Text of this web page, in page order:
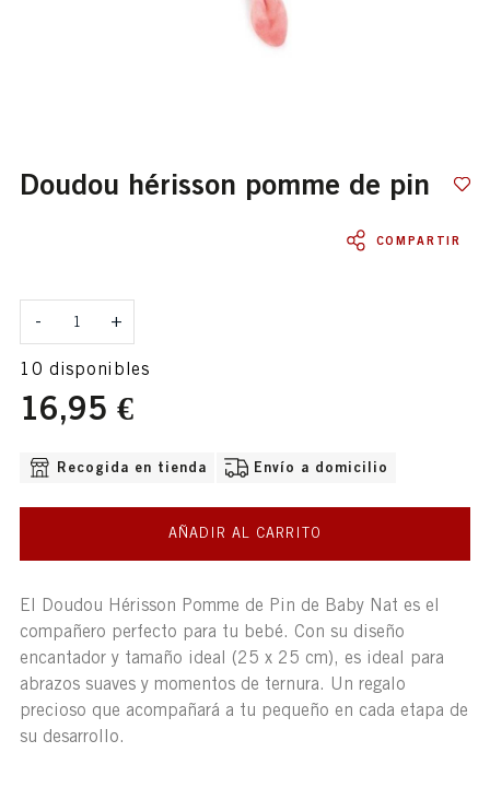
doudou hérisson pomme de pin
COMPARTIR
- +
10 disponibles
16,95 €
OPCIONES DE ENVÍO DISPONIBLE
Recogida en tienda Envío a domicilio
AÑADIR AL CARRITO
El Doudou Hérisson Pomme de Pin de Baby Nat es el
compañero perfecto para tu bebé. Con su diseño
encantador y tamaño ideal (25 x 25 cm), es ideal para
abrazos suaves y momentos de ternura. Un regalo
precioso que acompañará a tu pequeño en cada etapa de
su desarrollo.